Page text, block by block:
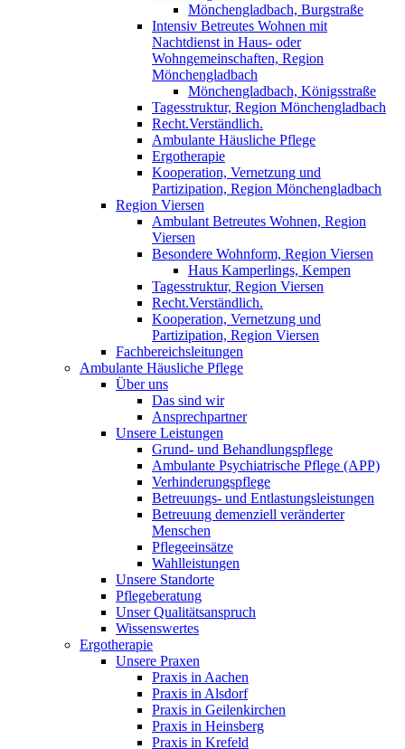
Mönchengladbach, Burgstraße
Intensiv Betreutes Wohnen mit
Nachtdienst in Haus- oder
Wohngemeinschaften, Region
Mönchengladbach
Mönchengladbach, Königsstraße
Tagesstruktur, Region Mönchengladbach
Recht.Verständlich.
Ambulante Häusliche Pflege
Ergotherapie
Kooperation, Vernetzung und
Partizipation, Region Mönchengladbach
Region Viersen
Ambulant Betreutes Wohnen, Region
Viersen
Besondere Wohnform, Region Viersen
Haus Kamperlings, Kempen
Tagesstruktur, Region Viersen
Recht.Verständlich.
Kooperation, Vernetzung und
Partizipation, Region Viersen
Fachbereichsleitungen
Ambulante Häusliche Pflege
Über uns
Das sind wir
Ansprechpartner
Unsere Leistungen
Grund- und Behandlungspflege
Ambulante Psychiatrische Pflege (APP)
Verhinderungspflege
Betreuungs- und Entlastungsleistungen
Betreuung demenziell veränderter
Menschen
Pflegeeinsätze
Wahlleistungen
Unsere Standorte
Pflegeberatung
Unser Qualitätsanspruch
Wissenswertes
Ergotherapie
Unsere Praxen
Praxis in Aachen
Praxis in Alsdorf
Praxis in Geilenkirchen
Praxis in Heinsberg
Praxis in Krefeld